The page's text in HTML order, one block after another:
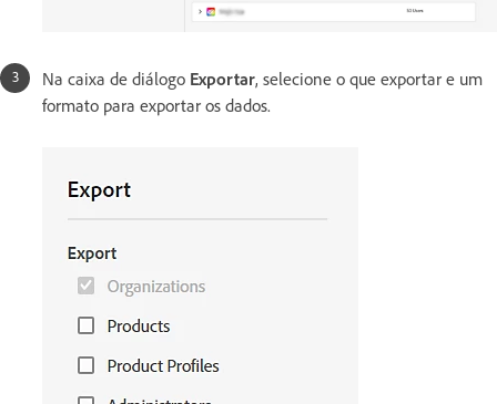
Na caixa de diálogo Exportar, selecione o que exportar e um
formato para exportar os dados.